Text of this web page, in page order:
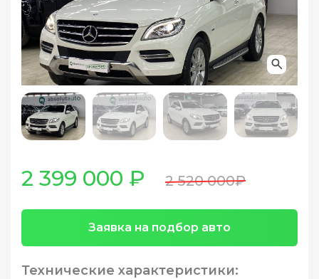
2 399 000 ₽ 2 520 000₽
Заявка на подбор авто
Технические характеристики: